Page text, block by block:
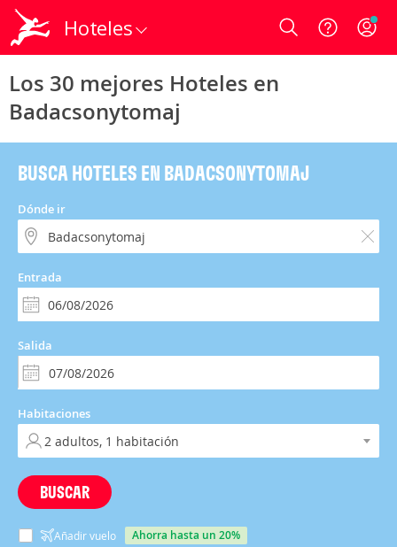
Hoteles Login
Los 30 mejores Hoteles en
Badacsonytomaj
BUSCA HOTELES EN BADACSONYTOMAJ
Dónde ir
Entrada
Salida
Habitaciones
BUSCAR
Añadir vuelo ahorra hasta un 20%